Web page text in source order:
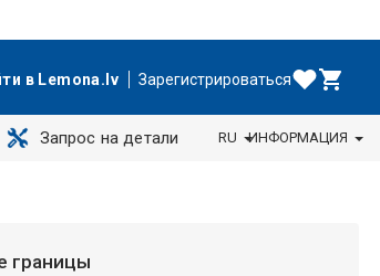
в Lemona.lv Зарегистрироваться
Запрос на детали RU ИНФОРМАЦИЯ
границы